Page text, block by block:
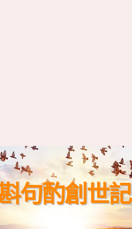
句酌創世